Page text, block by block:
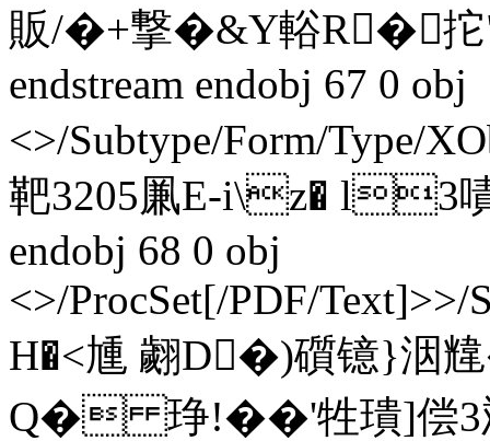
販/�+撃�&Y輍R�
endstream endobj 67 0 obj
<>/Subtype/Form/Type/
靶3205凲E‐i\z� l3
endobj 68 0 obj
<>/ProcSet[/PDF/Text]>>/
H�<尰 翽D�)礩镱}洇
Q� 琤!��'牲璝]偿